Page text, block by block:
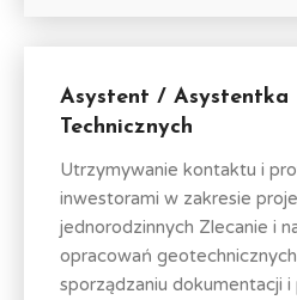
Asystent / Asystentka
Technicznych
Utrzymywanie kontaktu i
inwestorami w zakresie
jednorodzinnych Zlecanie i
opracowań geotechnicznych
sporządzaniu dokumentacji